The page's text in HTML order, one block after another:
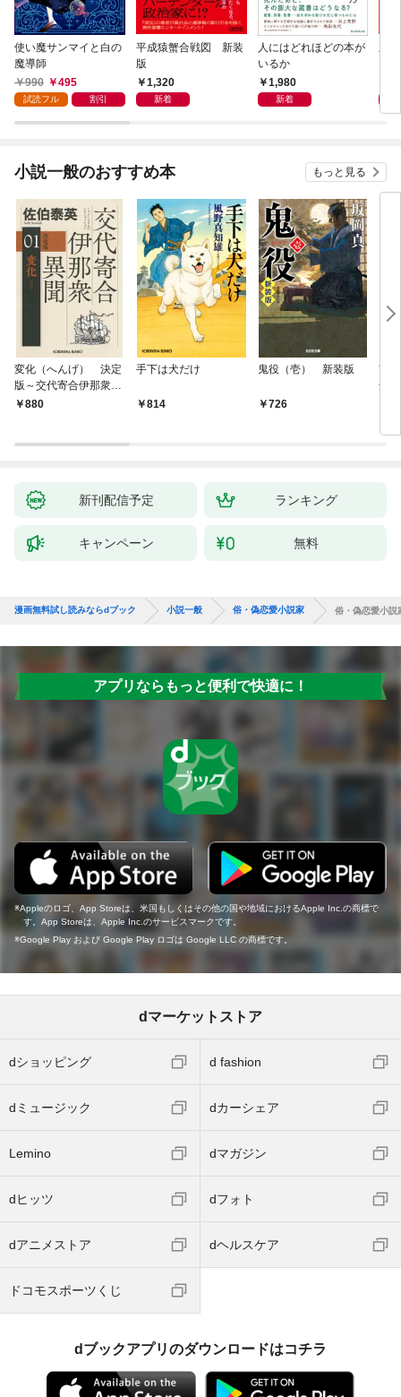
使い魔サンマイと白の
魔導師
990
495
試読フル 割引
平成猿蟹合戦図 新装
版
1,320
新着
人にはどれほどの本が
いるか
1,980
新着
五
小説一般のおすすめ本 もっと見る
変化（へんげ） 決定
版～交代寄合伊那衆異
聞（1）～
880
手下は犬だけ
814
鬼役（壱） 新装版
726
南
舟
新刊配信予定 ランキング
キャンペーン 無料
漫画無料試し読みならdブック 小説一般 俗・偽恋愛小説家 俗・偽恋愛小説
アプリならもっと便利で快適に！
Appleのロゴ、App Storeは、米国もしくはその他の国や地域におけるApple Inc.の商標で
す。App Storeは、Apple Inc.のサービスマークです。
Google Play および Google Play ロゴは Google LLC の商標です。
dマーケットストア
dショッピング d fashion
dミュージック dカーシェア
Lemino dマガジン
dヒッツ dフォト
dアニメストア dヘルスケア
ドコモスポーツくじ
dブックアプリのダウンロードはコチラ